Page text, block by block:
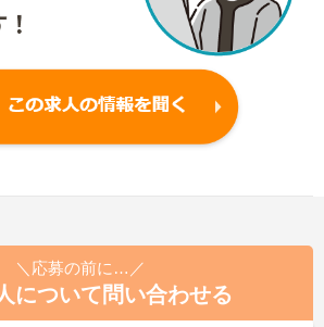
＼応募の前に…／
について問い合わせる